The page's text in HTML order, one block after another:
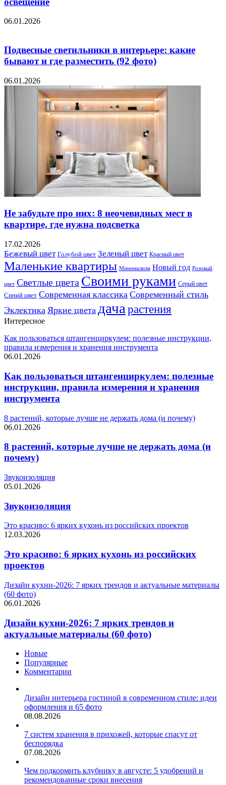
06.01.2026
Подвесные светильники в интерьере: какие
бывают и где разместить (92 фото)
06.01.2026
Не забудьте про них: 8 неочевидных мест в
квартире, где нужна подсветка
17.02.2026
Бежевый цвет Голубой цвет Зеленый цвет Красный цвет
Маленькие квартиры Минимализм Новый год Розовый
цвет Светлые цвета Своими руками Серый цвет
Синий цвет Современная классика Современный стиль
Эклектика Яркие цвета дача растения
Интересное
Как пользоваться штангенциркулем: полезные инструкции,
правила измерения и хранения инструмента
06.01.2026
Как пользоваться штангенциркулем: полезные
инструкции, правила измерения и хранения
инструмента
8 растений, которые лучше не держать дома (и почему)
06.01.2026
8 растений, которые лучше не держать дома (и
почему)
Звукоизоляция
05.01.2026
Звукоизоляция
Это красиво: 6 ярких кухонь из российских проектов
12.03.2026
Это красиво: 6 ярких кухонь из российских
проектов
Дизайн кухни-2026: 7 ярких трендов и актуальные материалы
(60 фото)
06.01.2026
Дизайн кухни-2026: 7 ярких трендов и
актуальные материалы (60 фото)
Новые
Популярные
Комментарии
Дизайн интерьера гостиной в современном стиле: идеи
оформления и 65 фото
08.08.2026
7 систем хранения в прихожей, которые спасут от
беспорядка
07.08.2026
Чем подкормить клубнику в августе: 5 удобрений и
рекомендованные сроки внесения